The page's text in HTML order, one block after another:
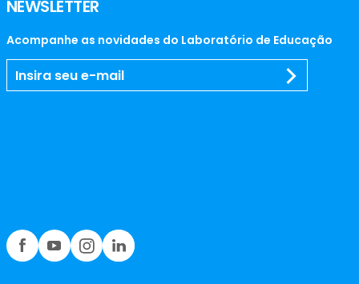
NEWSLETTER
Acompanhe as novidades do Laboratório de Educação